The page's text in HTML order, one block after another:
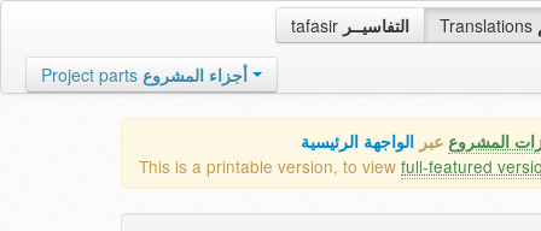
tafasir التفاسيــر Translations
Project parts أجزاء المشروع
المشروع عبر الواجهة الرئيسية
This is a printable version, to view full-featured